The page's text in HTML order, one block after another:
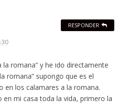
la romana” y he ido directamente
romana” supongo que es el
en los calamares a la romana.
en mi casa toda la vida, primero la
RESPONDER